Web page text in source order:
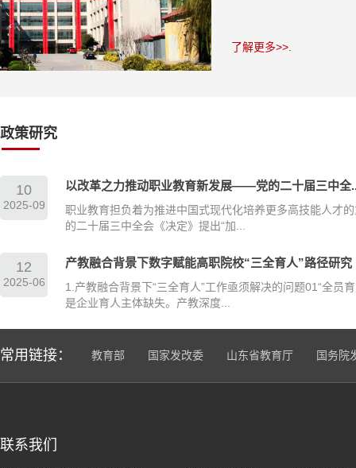
了解更多>>.
政策研究
10
2025-09
以改革之力推动职业教育新发展——党的二十届三中全
职业教育担负着为推进中国式现代化培养更多高技能人才
的二十届三中全会《决定》提出“加...
12
2025-06
产教融合背景下数字赋能高职院校“三全育人”路径研究
1.产教融合背景下“三全育人”工作亟须解决的问题01“全员
是企业育人主体缺失。产教深度...
常用链接： 教育部 国家发改委 山东省教育厅 国务院
联系我们